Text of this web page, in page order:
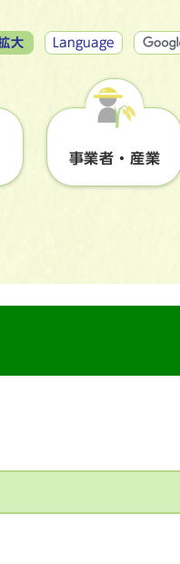
大 Language
事業者・産業